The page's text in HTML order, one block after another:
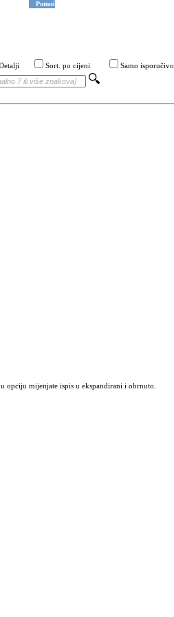
Pomoć
Sort. po cijeni Samo isporučivo
opciju mijenjate ispis u ekspandirani i obrnuto.